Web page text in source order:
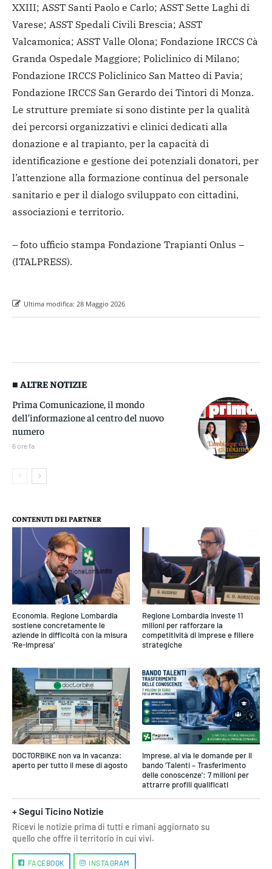
XXIII; ASST Santi Paolo e Carlo; ASST Sette Laghi di
Varese; ASST Spedali Civili Brescia; ASST
Valcamonica; ASST Valle Olona; Fondazione IRCCS Cà
Granda Ospedale Maggiore; Policlinico di Milano;
Fondazione IRCCS Policlinico San Matteo di Pavia;
Fondazione IRCCS San Gerardo dei Tintori di Monza.
Le strutture premiate si sono distinte per la qualità
dei percorsi organizzativi e clinici dedicati alla
donazione e al trapianto, per la capacità di
identificazione e gestione dei potenziali donatori, per
l’attenzione alla formazione continua del personale
sanitario e per il dialogo sviluppato con cittadini,
associazioni e territorio.
– foto ufficio stampa Fondazione Trapianti Onlus –
(ITALPRESS).
Ultima modifica: 28 Maggio 2026
■ ALTRE NOTIZIE
Prima Comunicazione, il mondo
dell’informazione al centro del nuovo
numero
6 ore fa
CONTENUTI DEI PARTNER
Economia. Regione Lombardia
sostiene concretamente le
aziende in difficoltà con la misura
‘Re-Impresa’
DOCTORBIKE non va in vacanza:
aperto per tutto il mese di agosto
Regione Lombardia investe 11
milioni per rafforzare la
competitività di imprese e filiere
strategiche
Imprese, al via le domande per il
bando ‘Talenti – Trasferimento
delle conoscenze’: 7 milioni per
attrarre profili qualificati
+ Segui Ticino Notizie
Ricevi le notizie prima di tutti e rimani aggiornato su
quello che offre il territorio in cui vivi.
FACEBOOK INSTAGRAM